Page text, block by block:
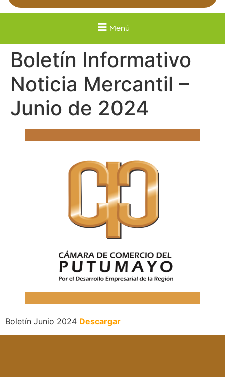
Menú
Boletín Informativo
Noticia Mercantil –
Junio de 2024
Boletín Junio 2024 Descargar